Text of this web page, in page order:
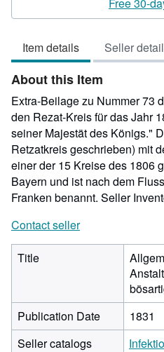
Item details Seller
About this Item
Extra-Beilage zu Nummer 73
den Rezat-Kreis für das Jahr
seiner Majestät des Königs."
Retzatkreis geschrieben) mit
einer der 15 Kreise des 1806
Bayern und ist nach dem
Franken benannt. Seller
Contact seller
Title
Publication Date
1831
Seller catalogs